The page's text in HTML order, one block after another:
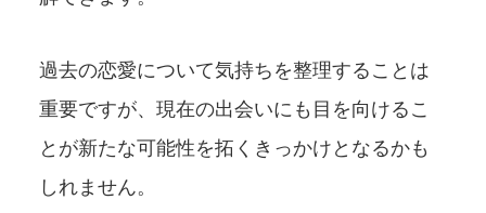
過去の恋愛について気持ちを整理することは
重要ですが、現在の出会いにも目を向けるこ
とが新たな可能性を拓くきっかけとなるかも
しれません。